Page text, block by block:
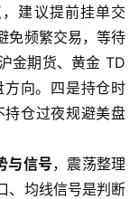
建议提前挂单交
免频繁交易，等待
金期货、黄金 TD
向。四是持仓时
仓过夜规避美盘
与信号，震荡整理
、均线信号是判断